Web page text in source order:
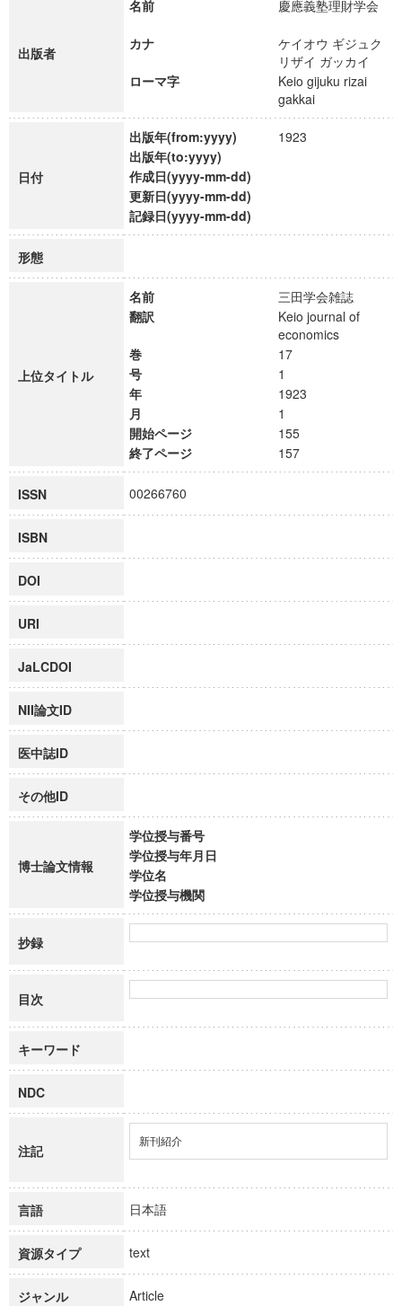
出版者
名前 慶應義塾理財学会
カナ
ケイオウ ギジュク
リザイ ガッカイ
ローマ字
Keio gijuku rizai
gakkai
日付
出版年(from:yyyy)
1923
出版年(to:yyyy)
作成日(yyyy-mm-dd)
更新日(yyyy-mm-dd)
記録日(yyyy-mm-dd)
形態
上位タイトル
名前
三田学会雑誌
翻訳
Keio journal of
economics
巻
17
号
1
年
1923
月
1
開始ページ
155
終了ページ
157
ISSN 00266760
ISBN
DOI
URI
JaLCDOI
NII論文ID
医中誌ID
その他ID
博士論文情報
学位授与番号
学位授与年月日
学位名
学位授与機関
抄録
目次
キーワード
NDC
注記
新刊紹介
言語 日本語
資源タイプ text
ジャンル Article